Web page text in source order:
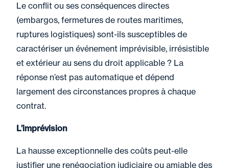
Le conflit ou ses conséquences directes
(embargos, fermetures de routes maritimes,
ruptures logistiques) sont-ils susceptibles de
caractériser un événement imprévisible, irrésistible
et extérieur au sens du droit applicable ? La
réponse n’est pas automatique et dépend
largement des circonstances propres à chaque
contrat.
L’imprévision
La hausse exceptionnelle des coûts peut-elle
justifier une renégociation judiciaire ou amiable des